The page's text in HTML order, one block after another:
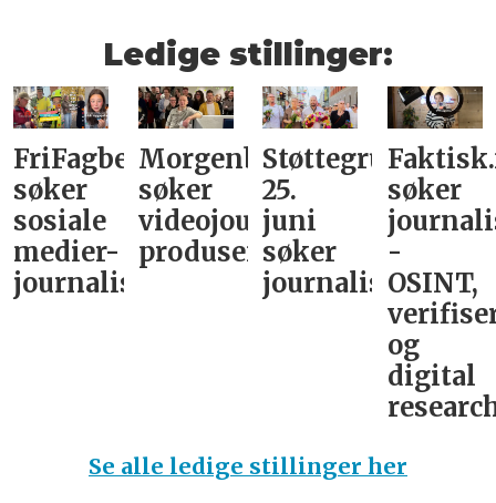
Ledige stillinger:
FriFagbevegelse
søker
sosiale
medier-
journalist
Morgenbladet
søker
videojournalist/podkast-
produsent
Støttegruppa
25.
juni
søker
journalist
søker
-
OSINT,
og
digital
Se alle ledige stillinger her